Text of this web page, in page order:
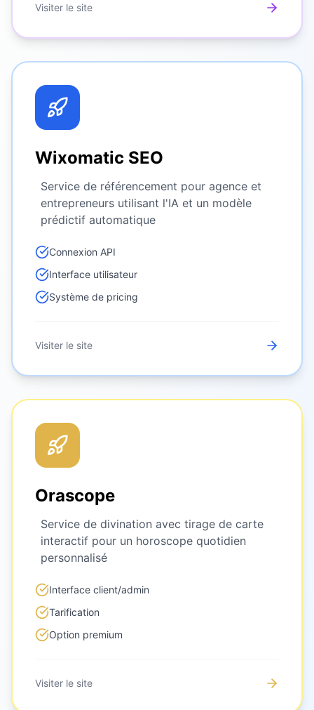
Visiter le site
Wixomatic SEO
Service de référencement pour agence et
entrepreneurs utilisant l'IA et un modèle
prédictif automatique
Connexion API
Interface utilisateur
Système de pricing
Visiter le site
Orascope
Service de divination avec tirage de carte
interactif pour un horoscope quotidien
personnalisé
Interface client/admin
Tarification
Option premium
Visiter le site